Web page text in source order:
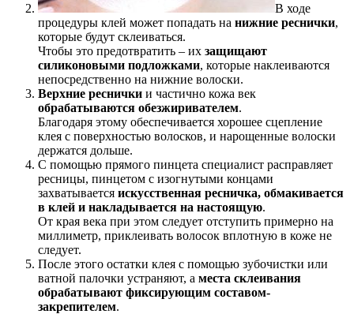
В ходе
процедуры клей может попадать на нижние реснички,
которые будут склеиваться.
Чтобы это предотвратить – их защищают
силиконовыми подложками, которые наклеиваются
непосредственно на нижние волоски.
Верхние реснички и частично кожа век
обрабатываются обезжиривателем.
Благодаря этому обеспечивается хорошее сцепление
клея с поверхностью волосков, и нарощенные волоски
держатся дольше.
С помощью прямого пинцета специалист расправляет
ресницы, пинцетом с изогнутыми концами
захватывается искусственная ресничка, обмакивается
в клей и накладывается на настоящую.
От края века при этом следует отступить примерно на
миллиметр, приклеивать волосок вплотную в коже не
следует.
После этого остатки клея с помощью зубочистки или
ватной палочки устраняют, а места склеивания
обрабатывают фиксирующим составом-
закрепителем.